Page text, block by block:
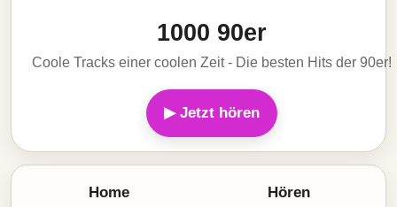
1000 90er
Coole Tracks einer coolen Zeit - Die besten Hits der 90er!
▶ Jetzt hören
Home Hören